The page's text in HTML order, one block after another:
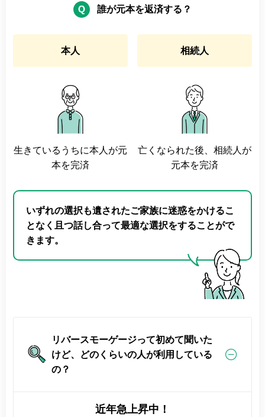
誰が元本を返済する？
本人
生きているうちに本人が元
本を完済
相続人
亡くなられた後、相続人が
元本を完済
いずれの選択も遺されたご家族に迷惑をかけるこ
となく且つ話し合って最適な選択をすることがで
きます。
リバースモーゲージって初めて聞いた
けど、どのくらいの人が利用している
の？
近年急上昇中！